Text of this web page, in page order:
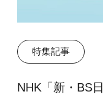
特集記事
NHK「新・BS